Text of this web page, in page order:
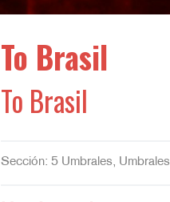
To Brasil
To Brasil
Sección: 5 Umbrales, Umbrales